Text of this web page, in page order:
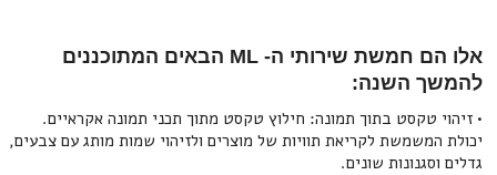
אלו הם חמשת שירותי ה- ML הבאים המתוכננים
להמשך השנה:
• זיהוי טקסט בתוך תמונה: חילוץ טקסט מתוך תכני תמונה אקראיים.
יכולת המשמשת לקריאת תוויות של מוצרים ולזיהוי שמות מותג עם צבעים,
גדלים וסגנונות שונים.